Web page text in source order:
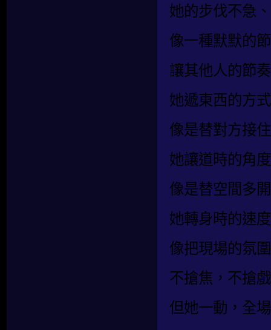
她的步伐不急
像一種默默的
讓其他人的節
她遞東西的方
像是替對方接
她讓道時的角
像是替空間多
她轉身時的速
像把現場的氛
不搶焦，不搶
但她一動，全